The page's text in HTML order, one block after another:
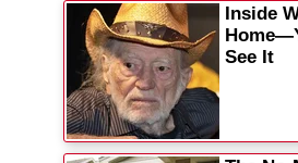
Контакти
ПОСЛУГИ